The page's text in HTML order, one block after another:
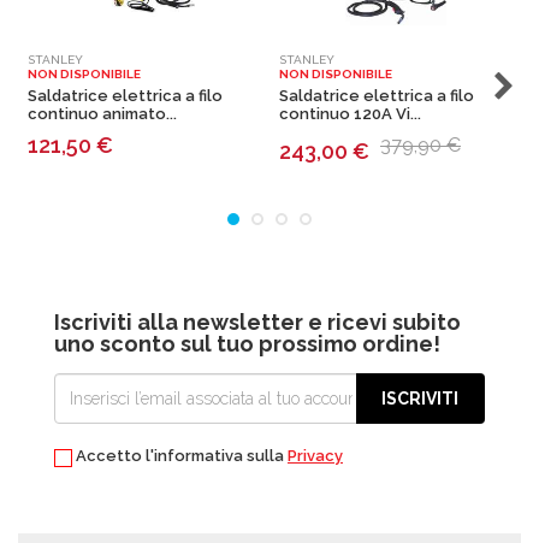
STANLEY
NON DISPONIBILE
Saldatrice elettrica a filo
continuo animato...
121,50 €
STANLEY
NON DISPONIBILE
Saldatrice elettrica a filo
continuo 120A Vi...
243,00 € 379,90 €
Iscriviti alla newsletter e ricevi subito
uno sconto sul tuo prossimo ordine!
ISCRIVITI
Accetto l'informativa sulla Privacy